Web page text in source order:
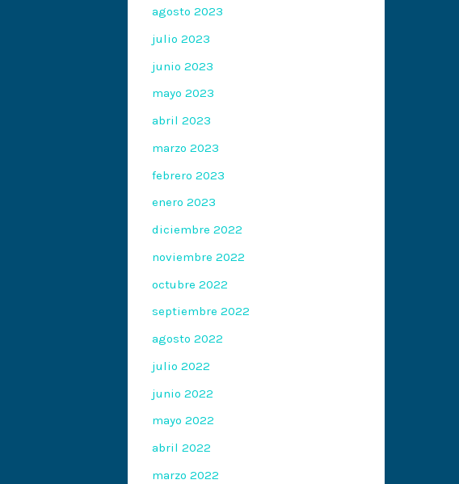
agosto 2023
julio 2023
junio 2023
mayo 2023
abril 2023
marzo 2023
febrero 2023
enero 2023
diciembre 2022
noviembre 2022
octubre 2022
septiembre 2022
agosto 2022
julio 2022
junio 2022
mayo 2022
abril 2022
marzo 2022